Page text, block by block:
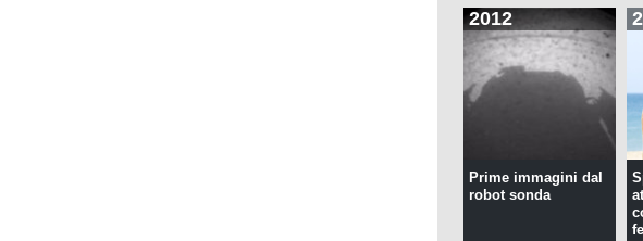
2012
Prime immagini dal
robot sonda